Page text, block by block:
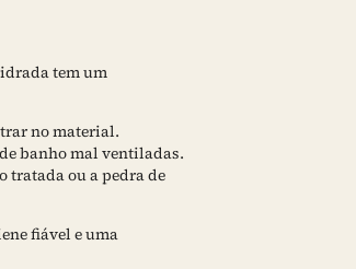
tem um
no material.
banho mal ventiladas.
tratada ou a pedra de
fiável e uma